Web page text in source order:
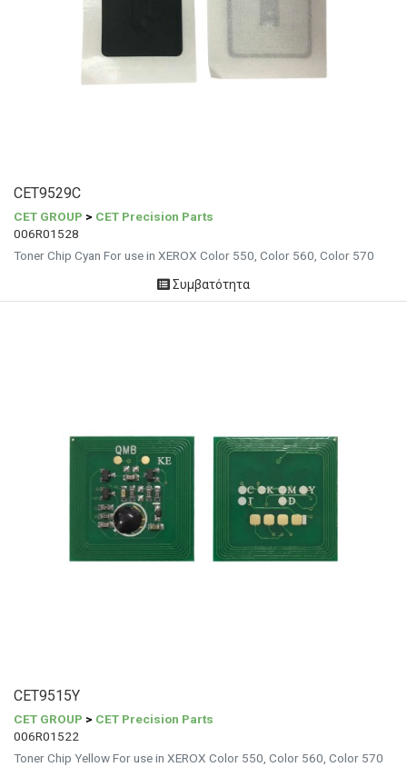
CET9529C
CET GROUP > CET Precision Parts
006R01528
Toner Chip Cyan For use in XEROX Color 550, Color 560, Color 570
Συμβατότητα
CET9515Y
CET GROUP > CET Precision Parts
006R01522
Toner Chip Yellow For use in XEROX Color 550, Color 560, Color 570